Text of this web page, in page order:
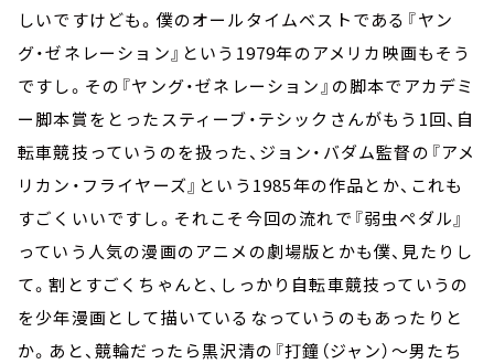
しいですけども。僕のオールタイムベストである『ヤン
グ・ゼネレーション』という1979年のアメリカ映画もそう
ですし。その『ヤング・ゼネレーション』の脚本でアカデミ
ー脚本賞をとったスティーブ・テシックさんがもう1回、自
転車競技っていうのを扱った、ジョン・バダム監督の『アメ
リカン・フライヤーズ』という1985年の作品とか、これも
すごくいいですし。それこそ今回の流れで『弱虫ペダル』
っていう人気の漫画のアニメの劇場版とかも僕、見たりし
て。割とすごくちゃんと、しっかり自転車競技っていうの
を少年漫画として描いているなっていうのもあったりと
か。あと、競輪だったら黒沢清の『打鐘（ジャン）～男たち